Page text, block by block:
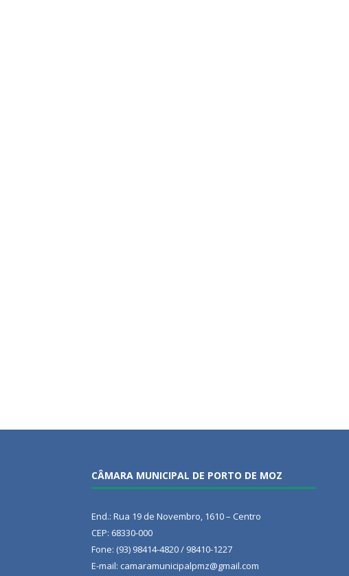
CÂMARA MUNICIPAL DE PORTO DE MOZ
End.: Rua 19 de Novembro, 1610 – Centro
CEP: 68330-000
Fone: (93) 98414-4820 / 98410-1227
E-mail: camaramunicipalpmz@gmail.com